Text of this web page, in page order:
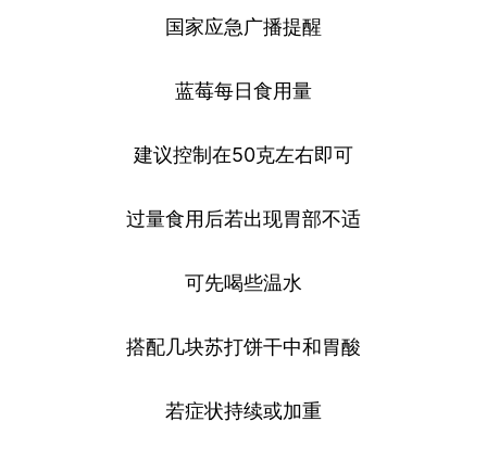
国家应急广播提醒
蓝莓每日食用量
建议控制在50克左右即可
过量食用后若出现胃部不适
可先喝些温水
搭配几块苏打饼干中和胃酸
若症状持续或加重